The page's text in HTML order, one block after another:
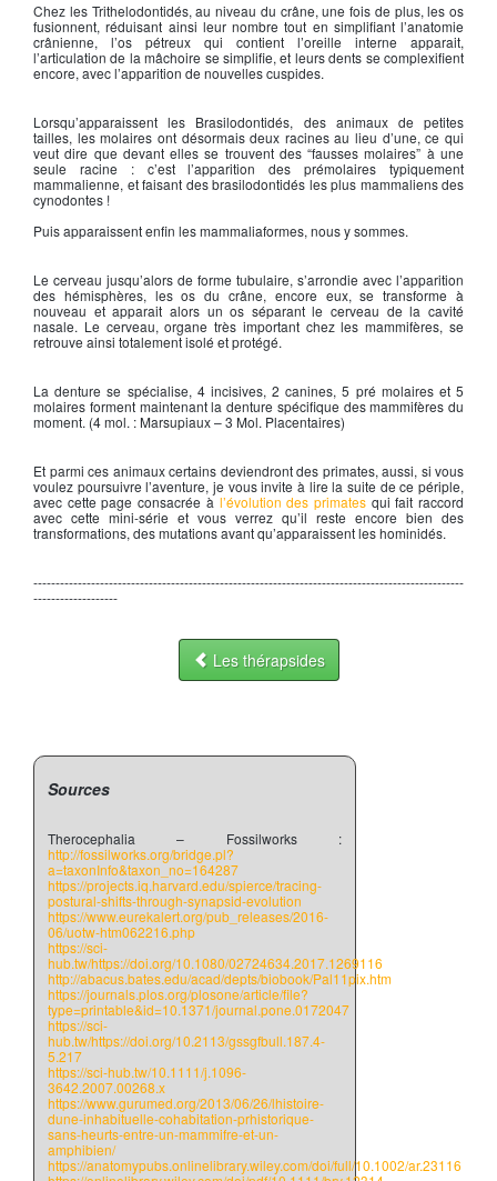
Chez les Trithelodontidés, au niveau du crâne, une fois de plus, les os
fusionnent, réduisant ainsi leur nombre tout en simplifiant l’anatomie
crânienne, l’os pétreux qui contient l’oreille interne apparait,
l’articulation de la mâchoire se simplifie, et leurs dents se complexifient
encore, avec l’apparition de nouvelles cuspides.
Lorsqu’apparaissent les Brasilodontidés, des animaux de petites
tailles, les molaires ont désormais deux racines au lieu d’une, ce qui
veut dire que devant elles se trouvent des “fausses molaires” à une
seule racine : c’est l’apparition des prémolaires typiquement
mammalienne, et faisant des brasilodontidés les plus mammaliens des
cynodontes !
Puis apparaissent enfin les mammaliaformes, nous y sommes.
Le cerveau jusqu’alors de forme tubulaire, s’arrondie avec l’apparition
des hémisphères, les os du crâne, encore eux, se transforme à
nouveau et apparait alors un os séparant le cerveau de la cavité
nasale. Le cerveau, organe très important chez les mammifères, se
retrouve ainsi totalement isolé et protégé.
La denture se spécialise, 4 incisives, 2 canines, 5 pré molaires et 5
molaires forment maintenant la denture spécifique des mammifères du
moment. (4 mol. : Marsupiaux – 3 Mol. Placentaires)
Et parmi ces animaux certains deviendront des primates, aussi, si vous
voulez poursuivre l’aventure, je vous invite à lire la suite de ce périple,
avec cette page consacrée àl’évolution des primatesqui fait raccord
avec cette mini-série et vous verrez qu’il reste encore bien des
transformations, des mutations avant qu’apparaissent les hominidés.
-------------------------------------------------------------------------------------------------
-------------------
Les thérapsides
Sources
Therocephalia – Fossilworks :
http://fossilworks.org/bridge.pl?
a=taxonInfo&taxon_no=164287
https://projects.iq.harvard.edu/spierce/tracing-
postural-shifts-through-synapsid-evolution
https://www.eurekalert.org/pub_releases/2016-
06/uotw-htm062216.php
https://sci-
hub.tw/https://doi.org/10.1080/02724634.2017.1269116
http://abacus.bates.edu/acad/depts/biobook/Pal11pix.htm
https://journals.plos.org/plosone/article/file?
type=printable&id=10.1371/journal.pone.0172047
https://sci-
hub.tw/https://doi.org/10.2113/gssgfbull.187.4-
5.217
https://sci-hub.tw/10.1111/j.1096-
3642.2007.00268.x
https://www.gurumed.org/2013/06/26/lhistoire-
dune-inhabituelle-cohabitation-prhistorique-
sans-heurts-entre-un-mammifre-et-un-
amphibien/
https://anatomypubs.onlinelibrary.wiley.com/doi/full/10.1002/ar.23116